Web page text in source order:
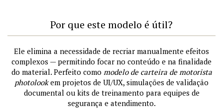
Por que este modelo é útil?
Ele elimina a necessidade de recriar manualmente efeitos
complexos — permitindo focar no conteúdo e na finalidade
do material. Perfeito como modelo de carteira de motorista
photolookem projetos de UI/UX, simulações de validação
documental ou kits de treinamento para equipes de
segurança e atendimento.